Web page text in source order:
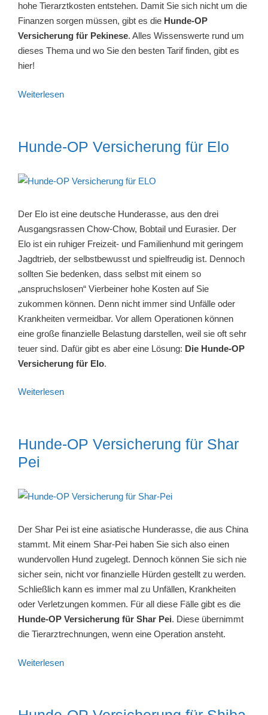
hohe Tierarztkosten entstehen. Damit Sie sich nicht um die
Finanzen sorgen müssen, gibt es die Hunde-OP
Versicherung für Pekinese. Alles Wissenswerte rund um
dieses Thema und wo Sie den besten Tarif finden, gibt es
hier!
Weiterlesen
Hunde-OP Versicherung für Elo
Der Elo ist eine deutsche Hunderasse, aus den drei
Ausgangsrassen Chow-Chow, Bobtail und Eurasier. Der
Elo ist ein ruhiger Freizeit- und Familienhund mit geringem
Jagdtrieb, der selbstbewusst und spielfreudig ist. Dennoch
sollten Sie bedenken, dass selbst mit einem so
„anspruchslosen“ Vierbeiner hohe Kosten auf Sie
zukommen können. Denn nicht immer sind Unfälle oder
Krankheiten vermeidbar. Vor allem Operationen können
eine große finanzielle Belastung darstellen, weil sie oft sehr
teuer sind. Dafür gibt es aber eine Lösung: Die Hunde-OP
Versicherung für Elo.
Weiterlesen
Hunde-OP Versicherung für Shar
Pei
Der Shar Pei ist eine asiatische Hunderasse, die aus China
stammt. Mit einem Shar-Pei haben Sie sich also einen
wundervollen Hund zugelegt. Dennoch können Sie sich nie
sicher sein, nicht vor finanzielle Hürden gestellt zu werden.
Schließlich kann es immer mal zu Unfällen, Krankheiten
oder Verletzungen kommen. Für all diese Fälle gibt es die
Hunde-OP Versicherung für Shar Pei. Diese übernimmt
die Tierarztrechnungen, wenn eine Operation ansteht.
Weiterlesen